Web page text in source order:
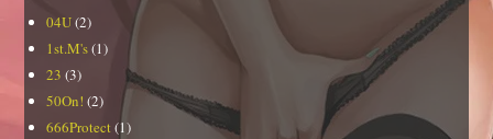
04U(2)
1st.M's(1)
23 (3)
50On! (2)
666Protect(1)